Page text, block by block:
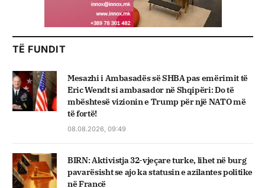
TË FUNDIT
Mesazhi i Ambasadës së SHBA pas emërimit të
Eric Wendt si ambasador në Shqipëri: Do të
mbështesë vizionin e Trump për një NATO më
të fortë!
08.08.2026, 09:49
BIRN: Aktivistja 32-vjeçare turke, lihet në burg
pavarësisht se ajo ka statusin e azilantes politike
në Francë